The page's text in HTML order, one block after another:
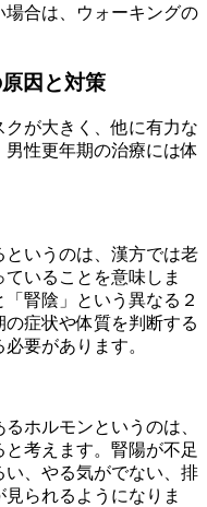
合は、ウォーキングの
因と対策
が大きく、他に有力な
性更年期の治療には体
いうのは、漢方では老
いることを意味しま
腎陰」という異なる２
症状や体質を判断する
要があります。
ホルモンというのは、
考えます。腎陽が不足
、やる気がでない、排
られるようになりま